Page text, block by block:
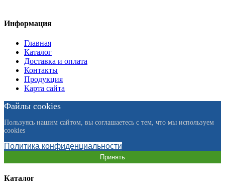
Информация
Главная
Каталог
Доставка и оплата
Контакты
Продукция
Карта сайта
Файлы cookies
Пользуясь нашим сайтом, вы соглашаетесь с тем, что мы используем
cookies
Политика конфиденциальности
Принять
Каталог